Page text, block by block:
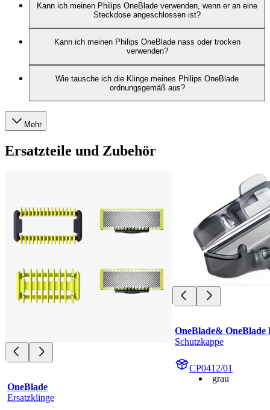
Kann ich meinen Philips OneBlade verwenden, wenn er an eine
Steckdose angeschlossen ist?
Kann ich meinen Philips OneBlade nass oder trocken
verwenden?
Wie tausche ich die Klinge meines Philips OneBlade
ordnungsgemäß aus?
Mehr
Ersatzteile und Zubehör
OneBlade
Ersatzklinge
OneBlade&
Schutzkappe
CP0412/01
grau